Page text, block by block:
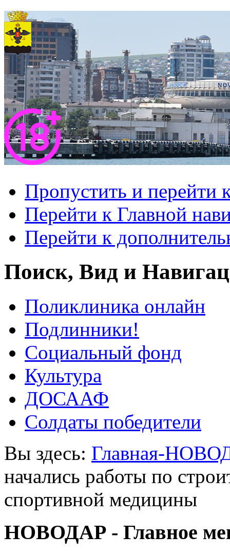
Пропустить и перейти
Перейти к Главной
Перейти к
Поиск, Вид и
Поликлиника онлайн
Подлинники!
Социальный фонд
Культура
ДОСААФ
Солдаты победители
Вы здесь: Главная-
начались работы по
спортивной медицины
НОВОДАР - Главное